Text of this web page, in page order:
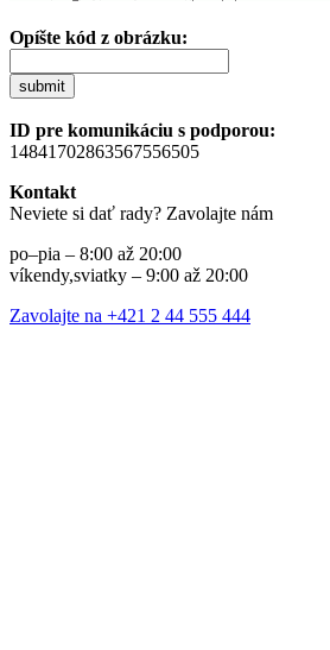
Opíšte kód z obrázku:
submit
ID pre komunikáciu s podporou:
14841702863567556505
Kontakt
Neviete si dať rady? Zavolajte nám
po–pia – 8:00 až 20:00
víkendy,sviatky – 9:00 až 20:00
Zavolajte na +421 2 44 555 444